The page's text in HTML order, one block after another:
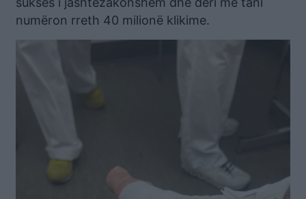
numëron rreth 40 milionë klikime.